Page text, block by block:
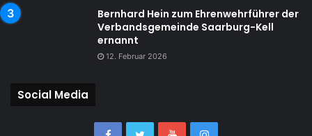
Bernhard Hein zum Ehrenwehrführer der
Verbandsgemeinde Saarburg-Kell
ernannt
12. Februar 2026
Social Media